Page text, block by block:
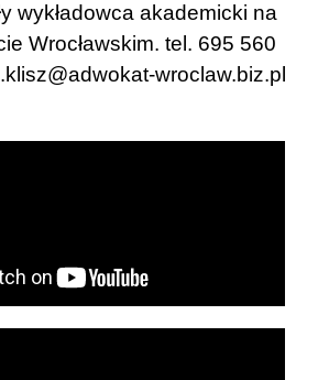
wykładowca akademicki na
Wrocławskim. tel. 695 560
wroclaw.biz.pl